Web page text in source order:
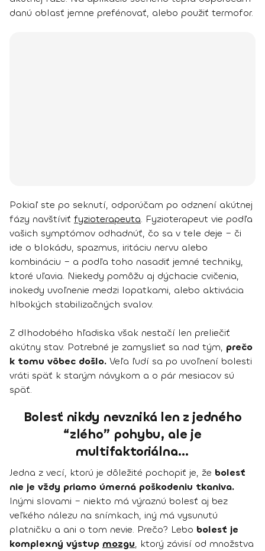
danú oblasť jemne prefénovať, alebo použiť termofor.
Pokiaľ ste po seknutí, odporúčam po odznení akútnej
fázy navštíviť fyzioterapeuta. Fyzioterapeut vie podľa
vašich symptómov odhadnúť, čo sa v tele deje – či
ide o blokádu, spazmus, iritáciu nervu alebo
kombináciu – a podľa toho nasadiť jemné techniky,
ktoré uľavia. Niekedy pomôžu aj dýchacie cvičenia,
inokedy uvoľnenie medzi lopatkami, alebo aktivácia
hlbokých stabilizačných svalov.
Z dlhodobého hľadiska však nestačí len preliečiť
akútny stav. Potrebné je zamyslieť sa nad tým, prečo
k tomu vôbec došlo. Veľa ľudí sa po uvoľnení bolesti
vráti späť k starým návykom a o pár mesiacov sú
späť.
Bolesť nikdy nevzniká len z jedného
“zlého” pohybu, ale je
multifaktoriálna…
Jedna z vecí, ktorú je dôležité pochopiť je, že bolesť
nie je vždy priamo úmerná poškodeniu tkaniva.
Inými slovami – niekto má výraznú bolesť aj bez
veľkého nálezu na snímkach, iný má vysunutú
platničku a ani o tom nevie. Prečo? Lebo bolesť je
komplexný výstup mozgu, ktorý závisí od množstva